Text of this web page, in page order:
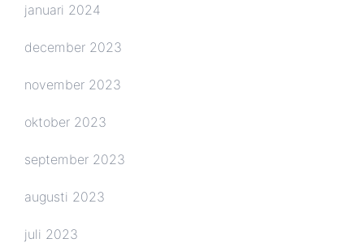
januari 2024
december 2023
november 2023
oktober 2023
september 2023
augusti 2023
juli 2023